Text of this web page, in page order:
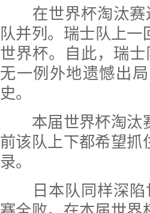
在世界杯淘汰赛
队并列。瑞士队上一
世界杯。自此，瑞
无一例外地遗憾出
史。
本届世界杯淘汰赛
前该队上下都希望抓
录。
日本队同样深陷